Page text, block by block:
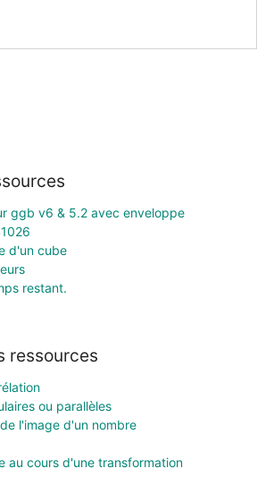
ggb v6 & 5.2 avec enveloppe
d'un cube
restant.
ressources
ou parallèles
l'image d'un nombre
au cours d'une transformation